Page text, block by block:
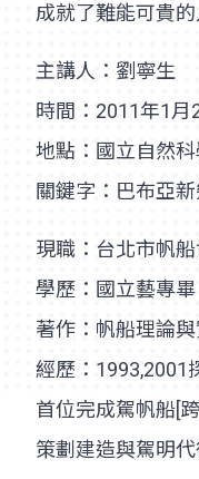
成就了難能可貴
主講人：劉寧生
時間：2011年1
地點：國立自然
關鍵字：巴布亞
現職：台北市帆
學歷：國立藝專畢
著作：帆船理論
經歷：1993,2001
首位完成駕帆船[
策劃建造與駕明